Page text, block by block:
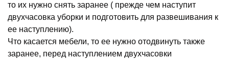
то их нужно снять заранее ( прежде чем наступит
двухчасовка уборки и подготовить для развешивания к
ее наступлению).
Что касается мебели, то ее нужно отодвинуть также
заранее, перед наступлением двухчасовки